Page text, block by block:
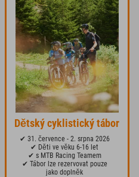
Dětský cyklistický tábor
✔ 31. července - 2. srpna 2026
✔ Děti ve věku 6-16 let
✔ s MTB Racing Teamem
✔ Tábor lze rezervovat pouze
jako doplněk